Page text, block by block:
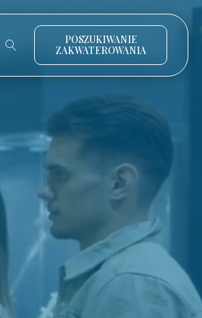
POSZUKIWANIE
ZAKWATEROWANIA